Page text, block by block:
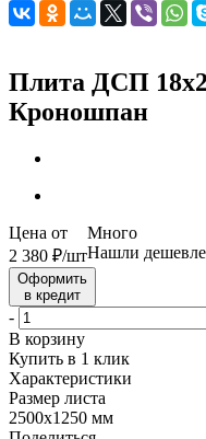
Плита ДСП
Кроношпан
Цена от
2 380 ₽/шт
Оформить
в кредит
Много
Нашли
-
В корзину
Купить в 1 клик
Характеристики
Размер листа
2500х1250 мм